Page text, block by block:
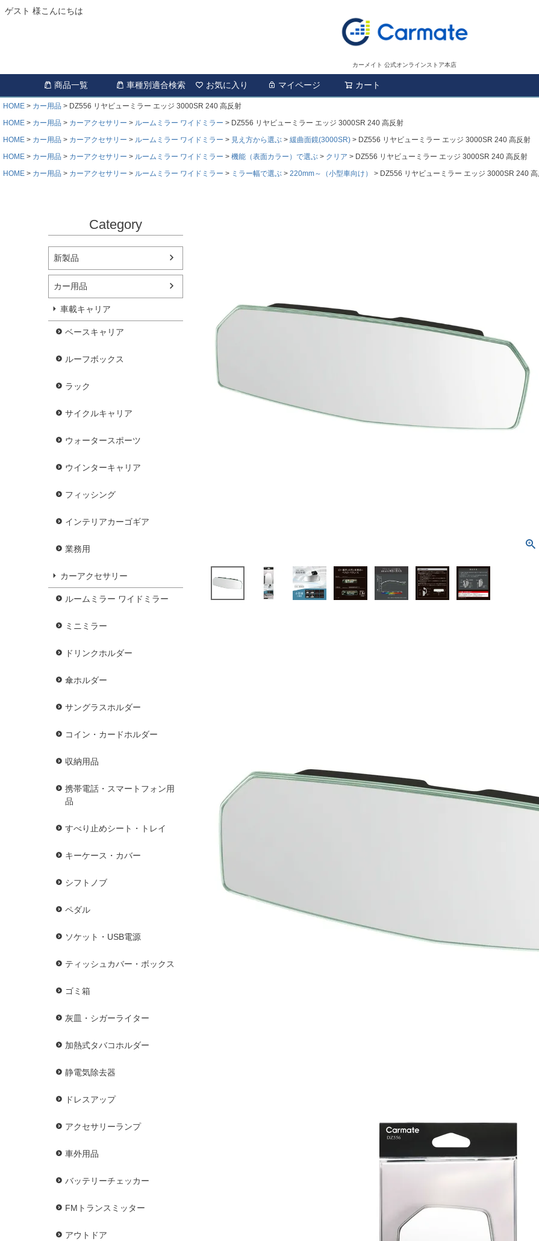
ゲスト 様こんにちは
カーメイト 公式オンラインストア本店
商品一覧 車種別適合検索 お気に入り マイページ カート
HOME カー用品
DZ556 リヤビューミラー エッジ 3000SR 240 高反射
HOME
カー用品 カーアクセサリー ルームミラー ワイドミラー
DZ556 リヤビューミラー エッジ 3000SR 240 高反射
HOME
カー用品 カーアクセサリー ルームミラー ワイドミラー 見え方から選ぶ 緩曲面鏡(3000SR)
DZ556 リヤビューミラー エッジ 3000SR 240 高反射
HOME
カー用品 カーアクセサリー ルームミラー ワイドミラー 機能（表面カラー）で選ぶ クリア
DZ556 リヤビューミラー エッジ 3000SR 240 高反射
HOME
カー用品 カーアクセサリー ルームミラー ワイドミラー ミラー幅で選ぶ 220mm～（小型車向け） DZ556 リヤビューミラー エッジ 3000SR 240
Category
新製品
カー用品
車載キャリア
ベースキャリア
ルーフボックス
ラック
サイクルキャリア
ウォータースポーツ
ウインターキャリア
フィッシング
インテリアカーゴギア
業務用
カーアクセサリー
ルームミラー ワイドミラー
ミニミラー
ドリンクホルダー
傘ホルダー
サングラスホルダー
コイン・カードホルダー
収納用品
携帯電話・スマートフォン用
品
すべり止めシート・トレイ
キーケース・カバー
シフトノブ
ペダル
ソケット・USB電源
ティッシュカバー・ボックス
ゴミ箱
灰皿・シガーライター
加熱式タバコホルダー
静電気除去器
ドレスアップ
アクセサリーランプ
車外用品
バッテリーチェッカー
FMトランスミッター
アウトドア